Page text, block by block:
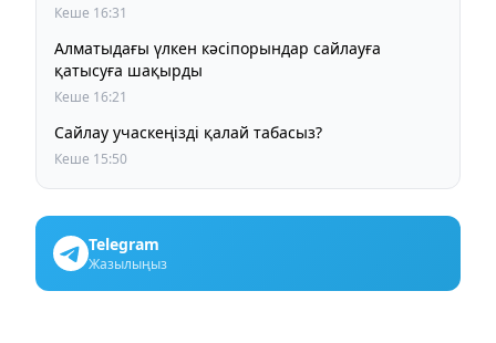
Кеше 16:31
Алматыдағы үлкен кәсіпорындар сайлауға
қатысуға шақырды
Кеше 16:21
Сайлау учаскеңізді қалай табасыз?
Кеше 15:50
Telegram
Жазылыңыз